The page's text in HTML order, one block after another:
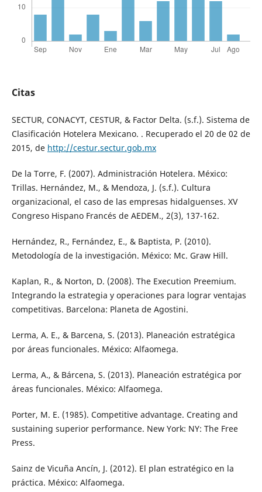
Citas
SECTUR, CONACYT, CESTUR, & Factor Delta. (s.f.). Sistema de
Clasificación Hotelera Mexicano. . Recuperado el 20 de 02 de
2015, de http://cestur.sectur.gob.mx
De la Torre, F. (2007). Administración Hotelera. México:
Trillas. Hernández, M., & Mendoza, J. (s.f.). Cultura
organizacional, el caso de las empresas hidalguenses. XV
Congreso Hispano Francés de AEDEM., 2(3), 137-162.
Hernández, R., Fernández, E., & Baptista, P. (2010).
Metodología de la investigación. México: Mc. Graw Hill.
Kaplan, R., & Norton, D. (2008). The Execution Preemium.
Integrando la estrategia y operaciones para lograr ventajas
competitivas. Barcelona: Planeta de Agostini.
Lerma, A. E., & Barcena, S. (2013). Planeación estratégica
por áreas funcionales. México: Alfaomega.
Lerma, A., & Bárcena, S. (2013). Planeación estratégica por
áreas funcionales. México: Alfaomega.
Porter, M. E. (1985). Competitive advantage. Creating and
sustaining superior performance. New York: NY: The Free
Press.
Sainz de Vicuña Ancín, J. (2012). El plan estratégico en la
práctica. México: Alfaomega.